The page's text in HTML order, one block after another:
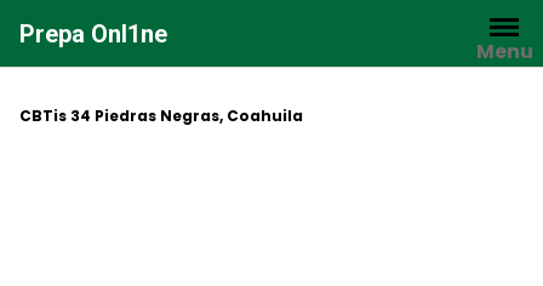
contenido
Prepa Onl1ne
Menu
CBTis 34 Piedras Negras, Coahuila